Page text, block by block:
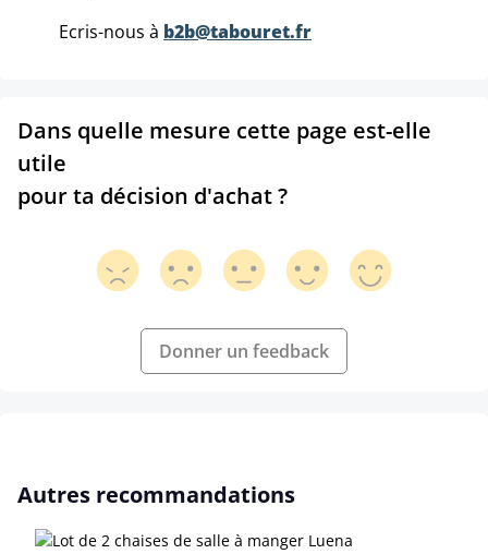
Ecris-nous à b2b@tabouret.fr
Dans quelle mesure cette page est-elle
utile
pour ta décision d'achat ?
Donner un feedback
Ignorer la galerie de produits
Autres recommandations